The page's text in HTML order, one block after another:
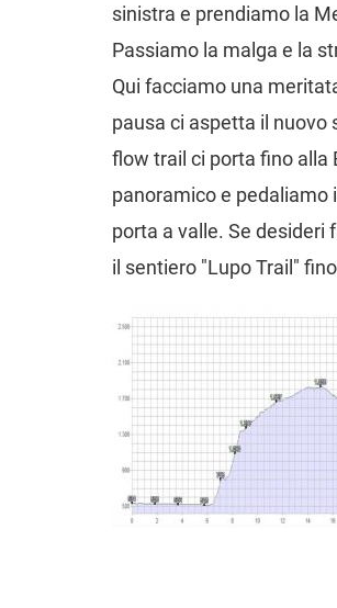
sinistra e prendiamo la
Passiamo la malga e la
Qui facciamo una
pausa ci aspetta il nuovo
flow trail ci porta fino alla
panoramico e pedaliamo
porta a valle. Se desideri
il sentiero "Lupo Trail"